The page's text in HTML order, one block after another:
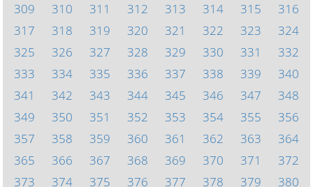
309
310 311 312 313 314 315
316
317
318 319 320 321 322 323
324
325
326 327 328 329 330 331
332
333
334 335 336 337 338 339
340
341
342 343 344 345 346 347
348
349
350 351 352 353 354 355
356
357
358 359 360 361 362 363
364
365
366 367 368 369 370 371
372
373
374 375 376 377 378 379 380